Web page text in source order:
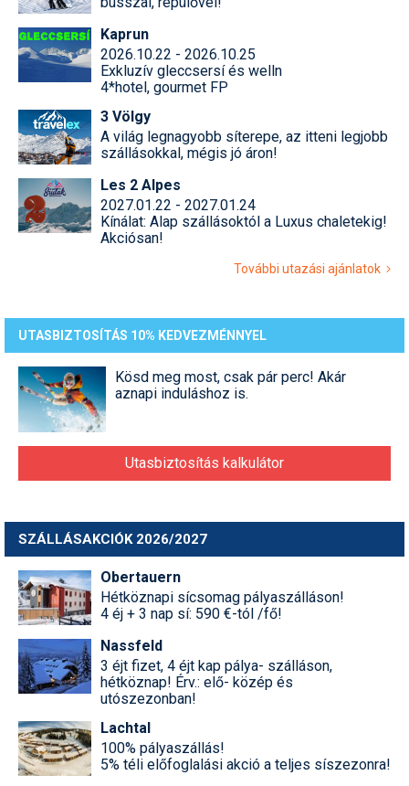
Kaprun
2026.10.22 - 2026.10.25
Exkluzív gleccsersí és welln
4*hotel, gourmet FP
3 Völgy
A világ legnagyobb síterepe, az itteni legjobb
szállásokkal, mégis jó áron!
Les 2 Alpes
2027.01.22 - 2027.01.24
Kínálat: Alap szállásoktól a Luxus chaletekig!
Akciósan!
További utazási ajánlatok
UTASBIZTOSÍTÁS 10% KEDVEZMÉNNYEL
Kösd meg most, csak pár perc! Akár
aznapi induláshoz is.
Utasbiztosítás kalkulátor
SZÁLLÁSAKCIÓK 2026/2027
Obertauern
Hétköznapi sícsomag pályaszálláson!
4 éj + 3 nap sí: 590 €-tól /fő!
Nassfeld
3 éjt fizet, 4 éjt kap pálya- szálláson,
hétköznap! Érv.: elő- közép és
utószezonban!
Lachtal
100% pályaszállás!
5% téli előfoglalási akció a teljes síszezonra!